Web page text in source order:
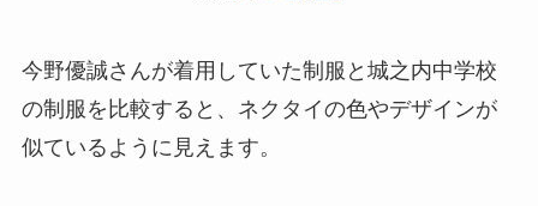
今野優誠さんが着用していた制服と城之内中学校
の制服を比較すると、ネクタイの色やデザインが
似ているように見えます。